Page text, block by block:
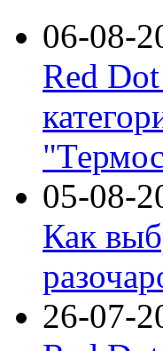
06-08-
Red
05-08-
Как
26-07-